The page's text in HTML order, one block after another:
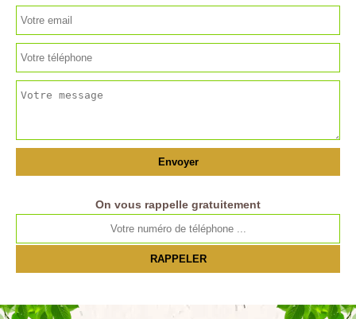
On vous rappelle gratuitement